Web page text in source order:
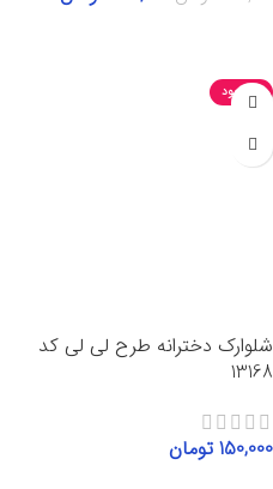
ناموجود
شلوارک دخترانه طرح لی لی کد
13168
150,000 تومان